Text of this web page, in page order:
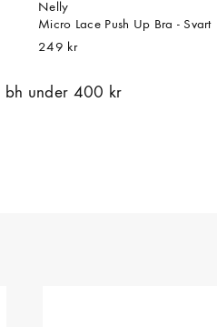
Nelly
Micro Lace Push Up Bra - Svart
249 kr
bh under 400 kr